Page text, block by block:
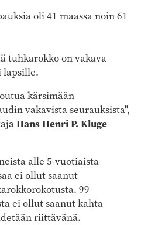
oli 41 maassa noin 61
tuhkarokko on vakava
lapsille.
kärsimään
vakavista seurauksista",
Hans Henri P. Kluge
alle 5-vuotiaista
ei ollut saanut
99
ei ollut saanut kahta
riittävänä.